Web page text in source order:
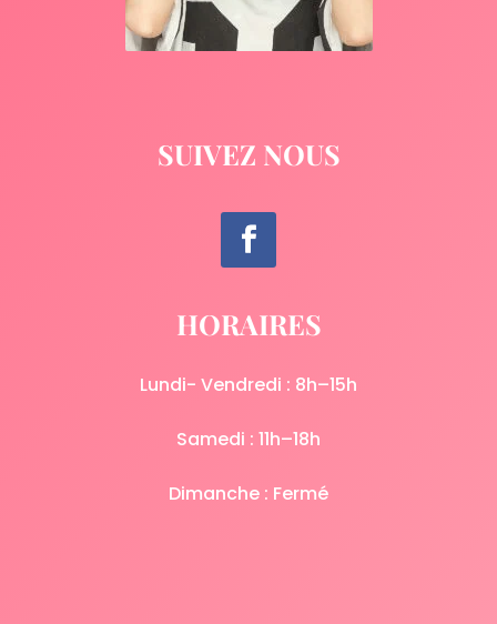
SUIVEZ NOUS
HORAIRES
Lundi- Vendredi : 8h–15h
Samedi : 11h–18h
Dimanche : Fermé